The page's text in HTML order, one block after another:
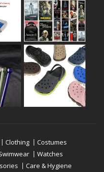
Clothing
Costumes
Watches
Care & Hygiene